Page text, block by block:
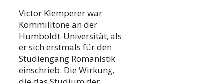
Victor Klemperer war
Kommilitone an der
Humboldt-Universität, als
er sich erstmals für den
Studiengang Romanistik
einschrieb. Die Wirkung,